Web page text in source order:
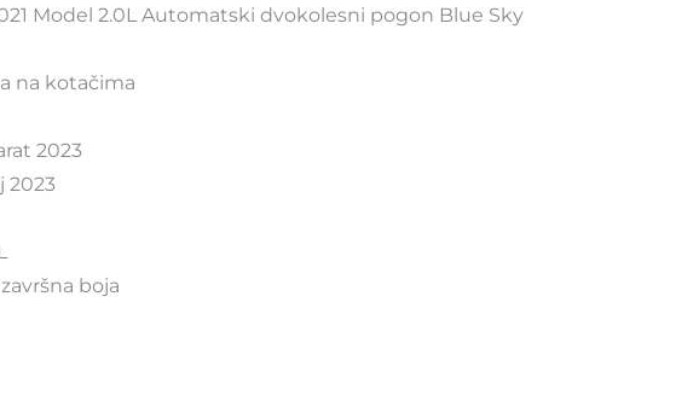
Model 2.0L Automatski dvokolesni pogon Blue Sky
na kotačima
2023
2023
boja